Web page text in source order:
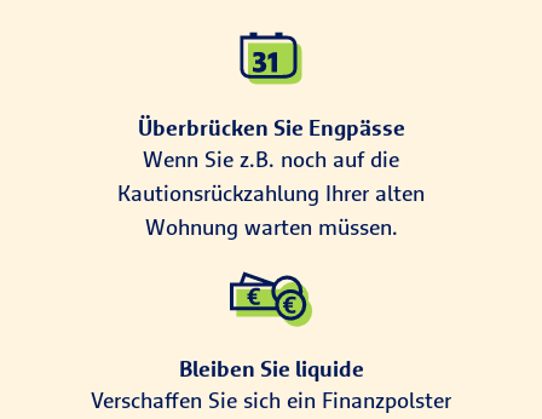
Überbrücken Sie Engpässe
Wenn Sie z.B. noch auf die
Kautionsrückzahlung Ihrer alten
Wohnung warten müssen.
Bleiben Sie liquide
Verschaffen Sie sich ein Finanzpolster